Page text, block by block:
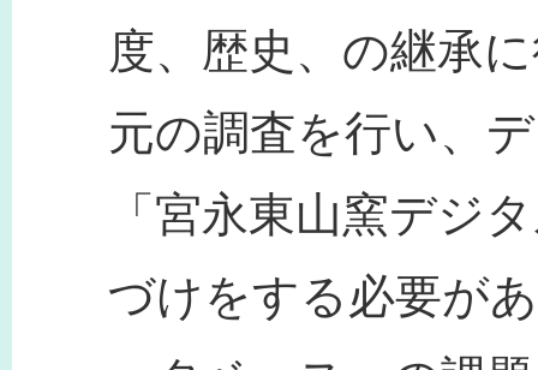
度、歴史、の継承
元の調査を行い、
「宮永東山窯デジ
づけをする必要が